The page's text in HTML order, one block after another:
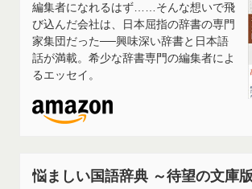
編集者になれるはず……そんな想いで飛
び込んだ会社は、日本屈指の辞書の専門
家集団だった──興味深い辞書と日本語
話が満載。希少な辞書専門の編集者によ
るエッセイ。
悩ましい国語辞典 ～待望の文庫